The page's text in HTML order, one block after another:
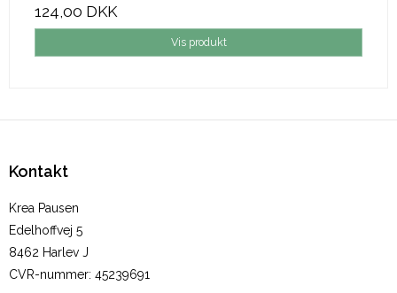
124,00 DKK
Vis produkt
Kontakt
Krea Pausen
Edelhoffvej 5
8462 Harlev J
CVR-nummer: 45239691